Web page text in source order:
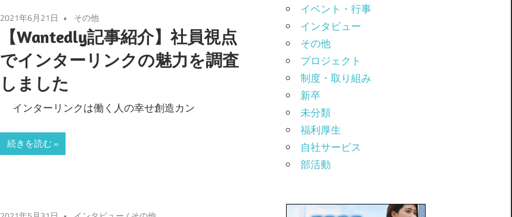
2021年6月21日 その他
【Wantedly記事紹介】社員視点
でインターリンクの魅力を調査
しました
インターリンクは働く人の幸せ創造カン
続きを読む
イベント・行事
インタビュー
その他
プロジェクト
制度・取り組み
新卒
未分類
福利厚生
自社サービス
部活動